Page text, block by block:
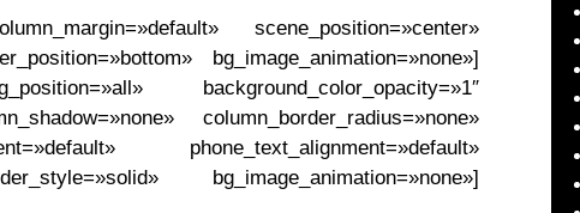
scene_position=»center»
bg_image_animation=»none»]
background_color_opacity=»1″
column_border_radius=»none»
phone_text_alignment=»default»
bg_image_animation=»none»]